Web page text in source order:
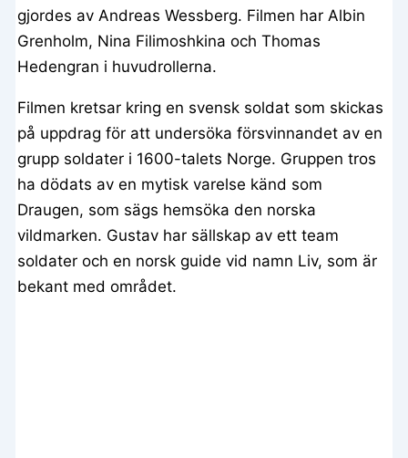
gjordes av Andreas Wessberg. Filmen har Albin
Grenholm, Nina Filimoshkina och Thomas
Hedengran i huvudrollerna.
Filmen kretsar kring en svensk soldat som skickas
på uppdrag för att undersöka försvinnandet av en
grupp soldater i 1600-talets Norge. Gruppen tros
ha dödats av en mytisk varelse känd som
Draugen, som sägs hemsöka den norska
vildmarken. Gustav har sällskap av ett team
soldater och en norsk guide vid namn Liv, som är
bekant med området.